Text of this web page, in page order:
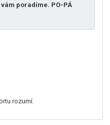
poradíme. PO-PÁ
rozumí.